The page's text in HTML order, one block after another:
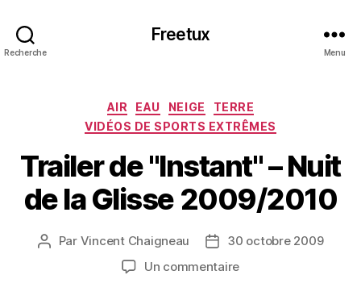
Recherche
Freetux
Menu
Catégories
AIR EAU NEIGE
TERRE
VIDÉOS DE SPORTS EXTRÊMES
Trailer de "Instant" – Nuit
de la Glisse 2009/2010
Auteur
Par Vincent Chaigneau
Date
de
30 octobre 2009
Un commentairesur